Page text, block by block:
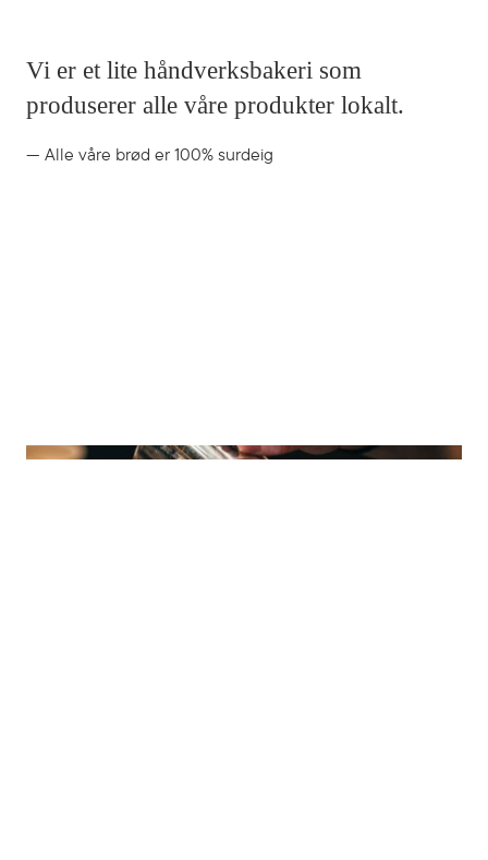
Vi er et lite håndverksbakeri som
produserer alle våre produkter lokalt.
— Alle våre brød er 100% surdeig